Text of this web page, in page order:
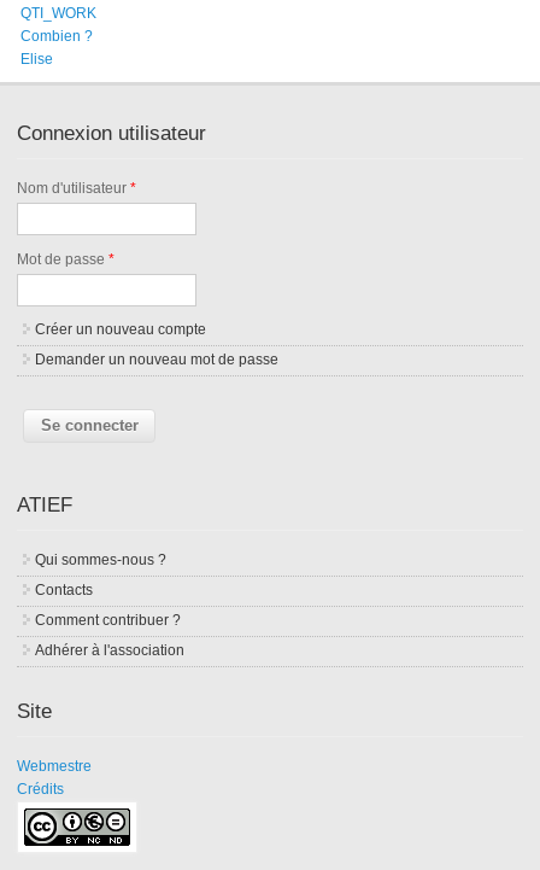
QTI_WORK
Combien ?
Elise
Connexion utilisateur
Nom d'utilisateur*
Mot de passe*
Créer un nouveau compte
Demander un nouveau mot de passe
ATIEF
Qui sommes-nous ?
Contacts
Comment contribuer ?
Adhérer à l'association
Site
Webmestre
Crédits